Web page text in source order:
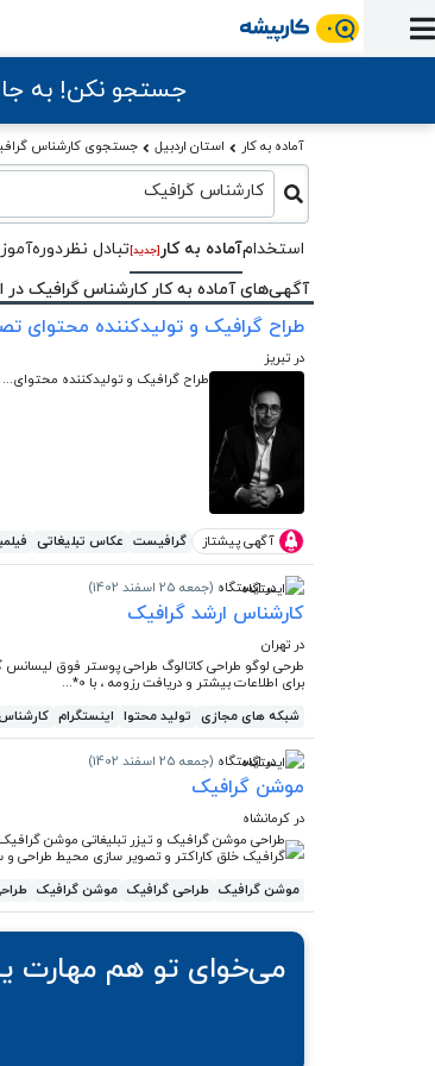
آماده
کار
جستجو نکن! به
آماده به کار استان اردبیل جستجوی کارشناس
کارشناس گرافیک
استخدامآماده به کار [جدید]تبادل‌ نظر
آگهی‌های آماده به کار کارشناس گرافیک در
طراح گرافیک و تولیدکننده محتوای
در تبریز
طراح گرافیک و تولیدکننده محتوای...
آگهی پیشتاز گرافیست عکاس تبلیغاتی
در ایستگاه (جمعه 25 اسفند 1402)
کارشناس ارشد گرافیک
در تهران
برای اطلاعات بیشتر و دریافت رزومه ، با 0*...
شبکه های مجازی تولید محتوا اینستگرام
در ایستگاه (جمعه 25 اسفند 1402)
موشن گرافیک
در کرمانشاه
طراحی موشن گرافیک و تیزر تبلیغاتی موشن
گرافیک خلق کاراکتر و تصویر سازی محیط طراحی و
موشن گرافیک طراحی گرافیک موشن گرافیک
می‌خوای تو هم مهارت